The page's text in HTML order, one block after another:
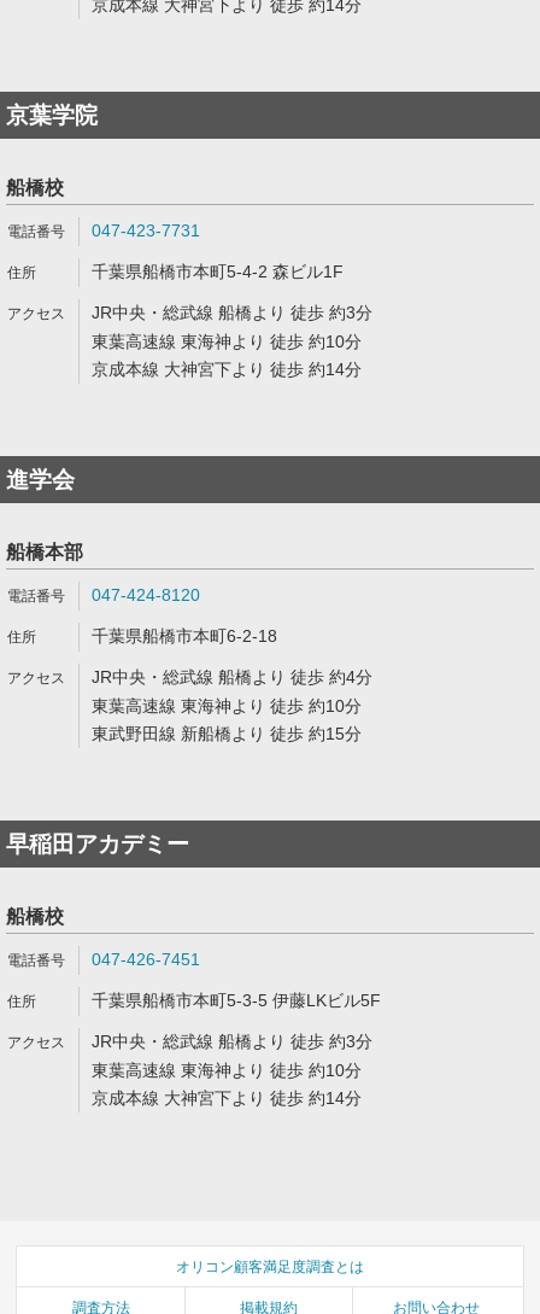
京成本線 大神宮下より 徒歩 約14分
京葉学院
船橋校
047-423-7731
千葉県船橋市本町5-4-2 森ビル1F
JR中央・総武線 船橋より 徒歩 約3分
東葉高速線 東海神より 徒歩 約10分
京成本線 大神宮下より 徒歩 約14分
進学会
船橋本部
047-424-8120
千葉県船橋市本町6-2-18
JR中央・総武線 船橋より 徒歩 約4分
東葉高速線 東海神より 徒歩 約10分
東武野田線 新船橋より 徒歩 約15分
早稲田アカデミー
船橋校
047-426-7451
千葉県船橋市本町5-3-5 伊藤LKビル5F
JR中央・総武線 船橋より 徒歩 約3分
東葉高速線 東海神より 徒歩 約10分
京成本線 大神宮下より 徒歩 約14分
オリコン顧客満足度調査とは
調査方法 掲載規約 お問い合わせ